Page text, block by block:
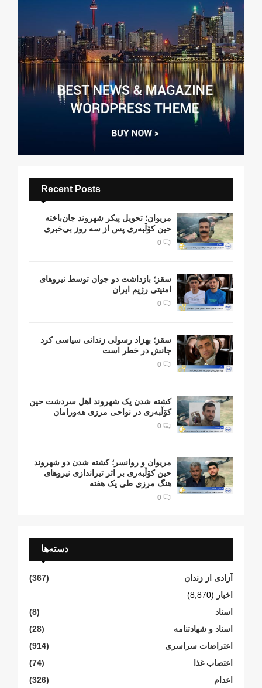
Recent Posts
مریوان؛ تحویل پیکر شهروند جان‌باخته
حین کۆڵبەری پس از سە روز بی‌خبری
0
سقز؛ بازداشت دو جوان توسط نیروهای
امنیتی رژیم ایران
0
سقز؛ بهزاد رسولی زندانی سیاسی کرد
جانش در خطر است
0
کشتە شدن یک شهروند اهل سردشت حین
کۆڵبەری در نواحی مرزی هەورامان
0
مریوان و روانسر؛ کشته شدن دو شهروند
حین کۆڵبەری بر اثر تیراندازی نیروهای
هنگ مرزی طی یک هفته
0
دسته‌ها
آزادی از زندان
(367)
اخبار (8,870)
اسناد
(8)
اسناد و شهادتنامە
(28)
اعتراضات سراسری
(914)
اعتصاب غذا
(74)
اعدام
(326)